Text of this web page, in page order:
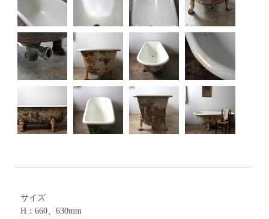
サイズ
H：660、630mm